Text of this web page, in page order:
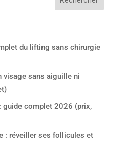
du lifting sans chirurgie
visage sans aiguille ni
guide complet 2026 (prix,
: réveiller ses follicules et